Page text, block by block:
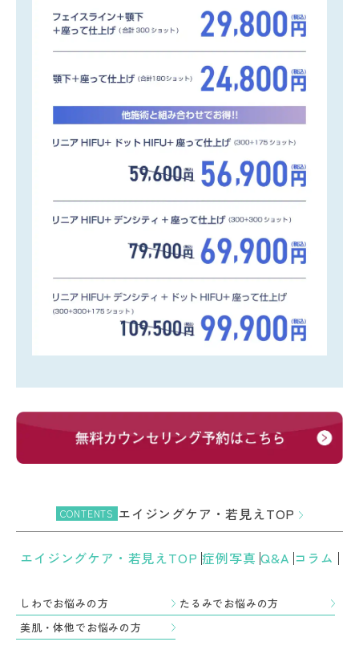
CONTENTS エイジングケア・若見えTOP
エイジングケア・若見えTOP症例写真Q&A コラム
しわでお悩みの方
たるみでお悩みの方
美肌・体他でお悩みの方